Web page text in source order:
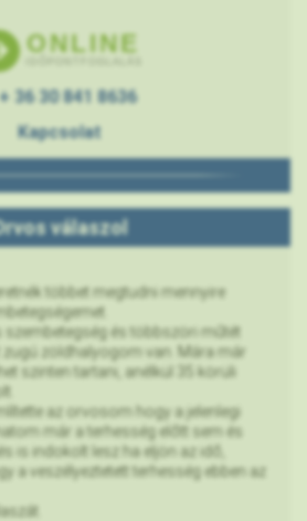
ONLINE
+ 36 30 841 8636
Kapcsolat
válaszol
többet megtudni mennyire
szembetegség és többszöri műtét
zöldhalyogom van. Mára már
szinten tartani, anélkül 35 körüli
az orvosom hogy a jelenlegi
már a terhesség előtt sem és
is indokolt lesz ha eljön az idő,
a veszélyeztetett terhesség ebben az